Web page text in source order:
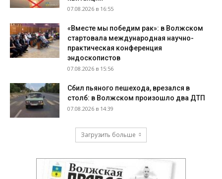
07.08.2026 в 16:55
«Вместе мы победим рак»: в Волжском
стартовала международная научно-
практическая конференция
эндоскопистов
07.08.2026 в 15:56
Сбил пьяного пешехода, врезался в
столб: в Волжском произошло два ДТП
07.08.2026 в 14:39
Загрузить больше